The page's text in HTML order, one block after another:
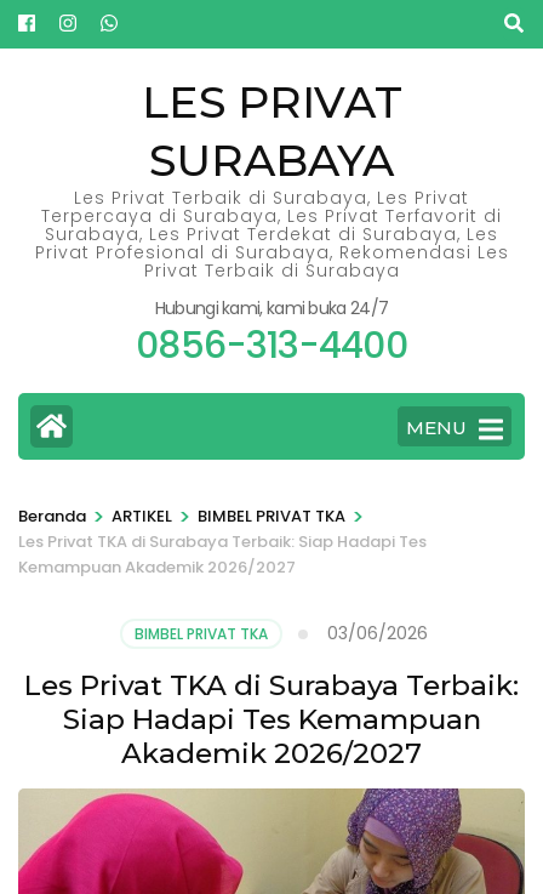
Lompat
ke
LES PRIVAT
SURABAYA
Les Privat Terbaik di Surabaya, Les Privat
Terpercaya di Surabaya, Les Privat Terfavorit di
Surabaya, Les Privat Terdekat di Surabaya, Les
Privat Profesional di Surabaya, Rekomendasi Les
Privat Terbaik di Surabaya
Hubungi kami, kami buka 24/7
0856-313-4400
MENU
Beranda > ARTIKEL > BIMBEL PRIVAT TKA >
Les Privat TKA di Surabaya Terbaik: Siap Hadapi Tes
Kemampuan Akademik 2026/2027
BIMBEL PRIVAT TKA 03/06/2026
Les Privat TKA di Surabaya Terbaik:
Siap Hadapi Tes Kemampuan
Akademik 2026/2027